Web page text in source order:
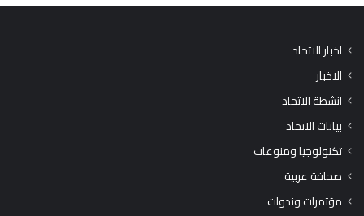
اخبار الاتحاد
الاخبار
انشطة الاتحاد
بيانات الاتحاد
تكنولوجيا ومنوعات
صحافة عربية
مؤتمرات وندوات